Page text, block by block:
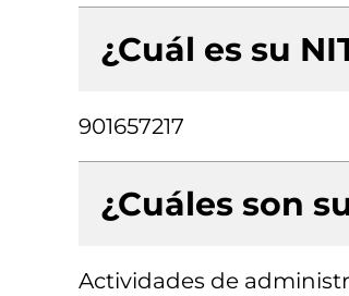
¿Cuál es su
901657217
¿Cuáles son
Actividades de